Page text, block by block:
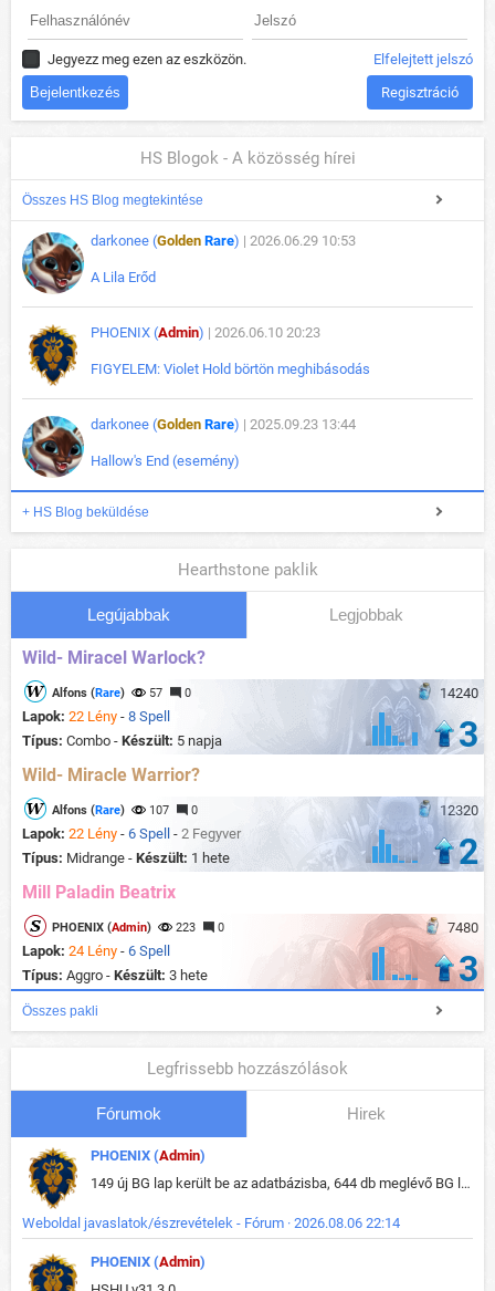
Jegyezz meg ezen az eszközön. Elfelejtett jelszó
Regisztráció
HS Blogok - A közösség hírei
Összes HS Blog megtekintése
darkonee (Golden Rare) | 2026.06.29 10:53
A Lila Erőd
PHOENIX (Admin) | 2026.06.10 20:23
FIGYELEM: Violet Hold börtön meghibásodás
darkonee (Golden Rare) | 2025.09.23 13:44
Hallow's End (esemény)
+ HS Blog beküldése
Hearthstone paklik
Legújabbak Legjobbak
Wild- Miracel Warlock?
14240
Alfons (Rare) 57 0
Lapok: 22 Lény - 8 Spell
Típus: Combo - Készült: 5 napja 3
Wild- Miracle Warrior?
12320
Alfons (Rare) 107 0
Lapok: 22 Lény - 6 Spell - 2 Fegyver
Típus: Midrange - Készült: 1 hete 2
Mill Paladin Beatrix
7480
PHOENIX (Admin) 223 0
Lapok: 24 Lény - 6 Spell
Típus: Aggro - Készült: 3 hete 3
Összes pakli
Legfrissebb hozzászólások
Fórumok Hirek
PHOENIX (Admin)
149 új BG lap került be az adatbázisba, 644 db meglévő BG lap módosult, bekerültek az új képek a megváltozott lapokhoz is.
Weboldal javaslatok/észrevételek - Fórum · 2026.08.06 22:14
PHOENIX (Admin)